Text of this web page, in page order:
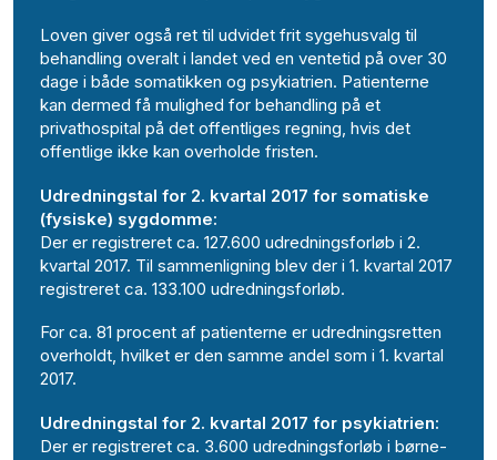
Loven giver også ret til udvidet frit sygehusvalg til
behandling overalt i landet ved en ventetid på over 30
dage i både somatikken og psykiatrien. Patienterne
kan dermed få mulighed for behandling på et
privathospital på det offentliges regning, hvis det
offentlige ikke kan overholde fristen.
Udredningstal for 2. kvartal 2017 for somatiske
(fysiske) sygdomme:
Der er registreret ca. 127.600 udredningsforløb i 2.
kvartal 2017. Til sammenligning blev der i 1. kvartal 2017
registreret ca. 133.100 udredningsforløb.
For ca. 81 procent af patienterne er udredningsretten
overholdt, hvilket er den samme andel som i 1. kvartal
2017.
Udredningstal for 2. kvartal 2017 for psykiatrien:
Der er registreret ca. 3.600 udredningsforløb i børne-